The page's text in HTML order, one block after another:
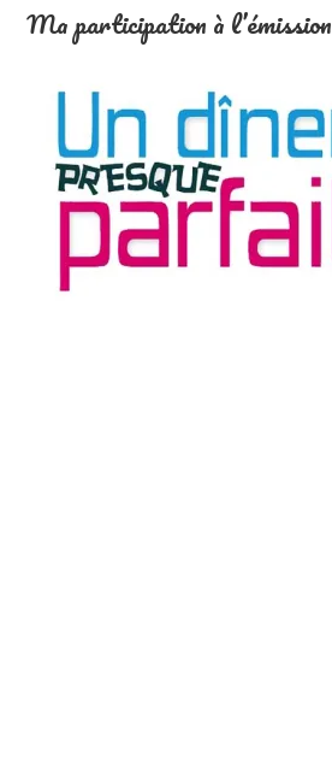
Ma participation à l’émission